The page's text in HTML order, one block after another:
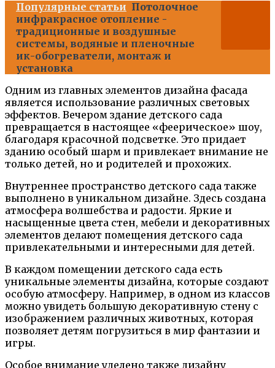
Популярные статьи Потолочное
инфракрасное отопление -
традиционные и воздушные
системы, водяные и пленочные
ик-обогреватели, монтаж и
установка
Одним из главных элементов дизайна фасада
является использование различных световых
эффектов. Вечером здание детского сада
превращается в настоящее «феерическое» шоу,
благодаря красочной подсветке. Это придает
зданию особый шарм и привлекает внимание не
только детей, но и родителей и прохожих.
Внутреннее пространство детского сада также
выполнено в уникальном дизайне. Здесь создана
атмосфера волшебства и радости. Яркие и
насыщенные цвета стен, мебели и декоративных
элементов делают помещения детского сада
привлекательными и интересными для детей.
В каждом помещении детского сада есть
уникальные элементы дизайна, которые создают
особую атмосферу. Например, в одном из классов
можно увидеть большую декоративную стену с
изображением различных животных, которая
позволяет детям погрузиться в мир фантазии и
игры.
Особое внимание уделено также дизайну